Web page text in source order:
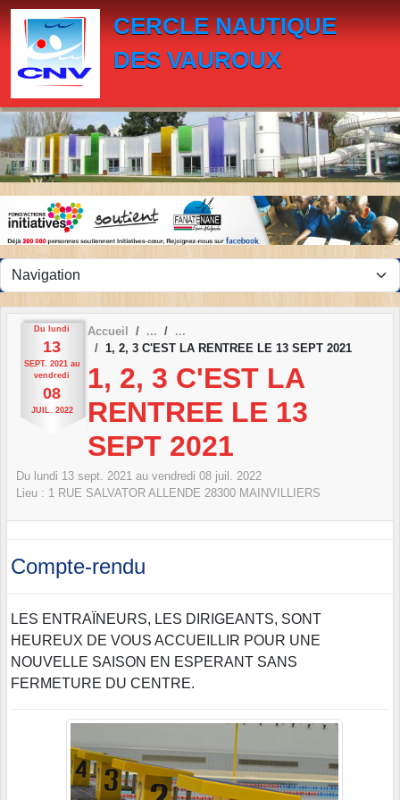
CERCLE NAUTIQUE
DES VAUROUX
Du lundi
13
SEPT. 2021 au
vendredi
08
JUIL. 2022
Accueil
1, 2, 3 C'EST LA RENTREE LE 13 SEPT 2021
1, 2, 3 C'EST LA
RENTREE LE 13
SEPT 2021
Du lundi 13 sept. 2021 au vendredi 08 juil.
2022
Lieu : 1 RUE SALVATOR ALLENDE 28300 MAINVILLIERS
Compte-rendu
LES ENTRAÏNEURS, LES DIRIGEANTS, SONT
HEUREUX DE VOUS ACCUEILLIR POUR UNE
NOUVELLE SAISON EN ESPERANT SANS
FERMETURE DU CENTRE.
Panneau de gestion des cookies